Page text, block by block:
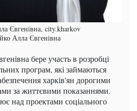
Євгенівна, city.kharkov
Алла Євгенівна
бере участь в розробці
програм, які займаються
харків'ян дорогими
за життєвими показаннями.
над проектами соціального